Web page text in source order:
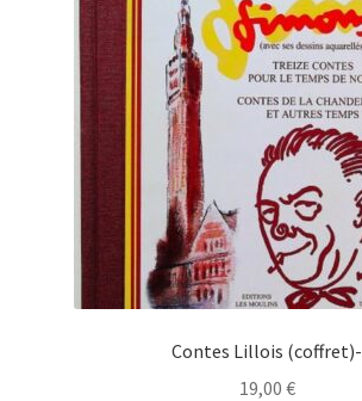
Contes Lillois (coffret)-
19,00 €